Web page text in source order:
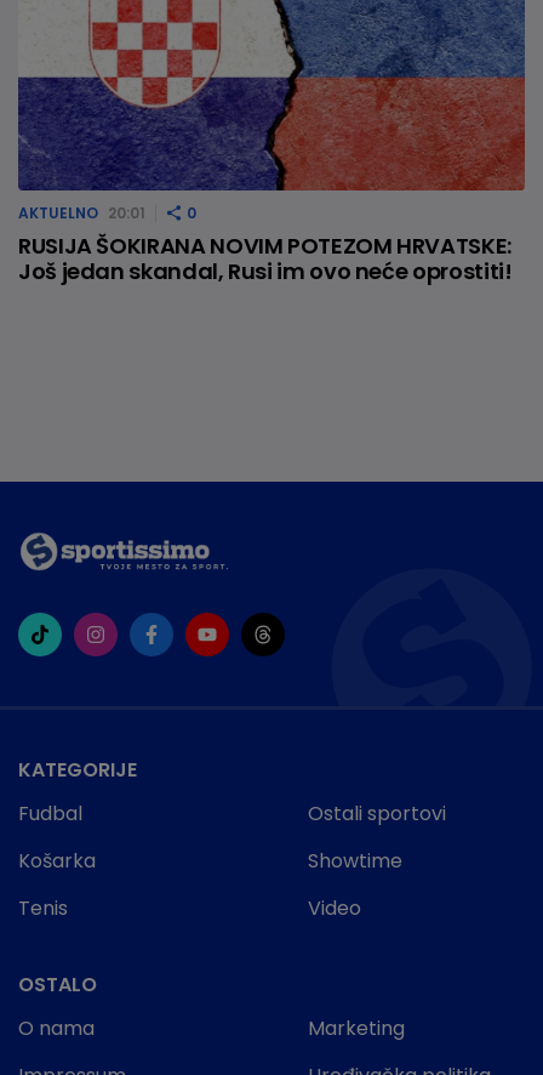
AKTUELNO 20:01 0
RUSIJA ŠOKIRANA NOVIM POTEZOM HRVATSKE:
Još jedan skandal, Rusi im ovo neće oprostiti!
KATEGORIJE
Fudbal
Košarka
Tenis
Ostali sportovi
Showtime
Video
OSTALO
O nama
Marketing